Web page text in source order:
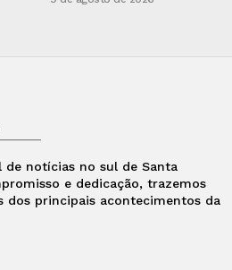
de notícias no sul de Santa
e dedicação, trazemos
dos principais acontecimentos da